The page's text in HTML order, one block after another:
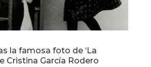
la famosa foto de ‘La
Cristina García Rodero